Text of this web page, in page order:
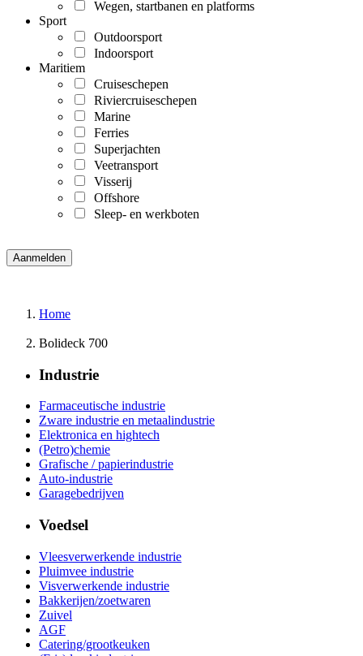
Wegen, startbanen en platforms
Sport
Outdoorsport
Indoorsport
Maritiem
Cruiseschepen
Riviercruiseschepen
Marine
Ferries
Superjachten
Veetransport
Visserij
Offshore
Sleep- en werkboten
Home
Bolideck 700
Industrie
Farmaceutische industrie
Zware industrie en metaalindustrie
Elektronica en hightech
(Petro)chemie
Grafische / papierindustrie
Auto-industrie
Garagebedrijven
Voedsel
Vleesverwerkende industrie
Pluimvee industrie
Visverwerkende industrie
Bakkerijen/zoetwaren
Zuivel
AGF
Catering/grootkeuken